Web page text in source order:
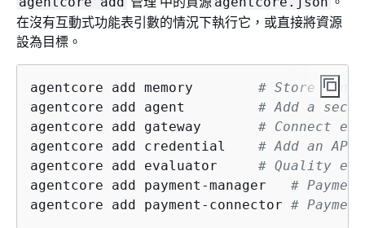
在沒有互動式功能表引數的情況下執行它，或直接將資源
設為目標。
agentcore add memory # Store
agentcore add agent # Add a
agentcore add gateway # Connect
agentcore add credential # Add an
agentcore add evaluator # Quality
agentcore add payment-manager #
agentcore add payment-connector #